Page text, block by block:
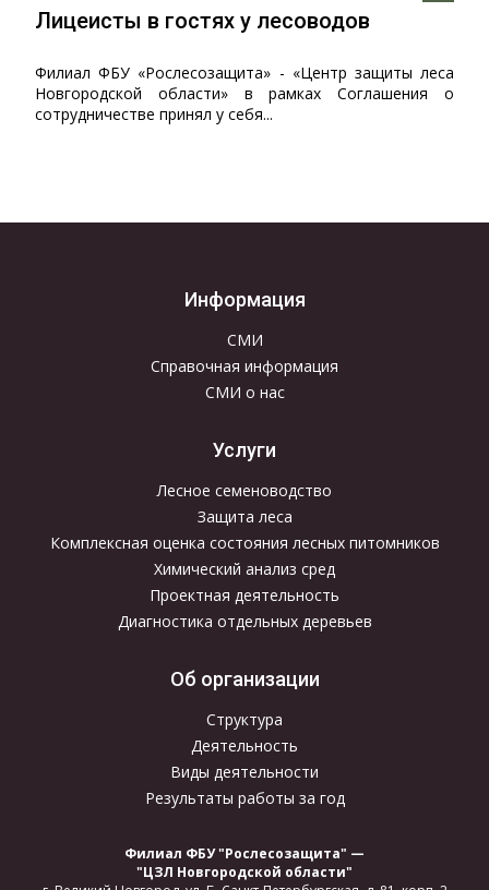
Лицеисты в гостях у лесоводов
Филиал ФБУ «Рослесозащита» - «Центр защиты леса
Новгородской области» в рамках Соглашения о
сотрудничестве принял у себя...
Информация
СМИ
Справочная информация
СМИ о нас
Услуги
Лесное семеноводство
Защита леса
Комплексная оценка состояния лесных питомников
Химический анализ сред
Проектная деятельность
Диагностика отдельных деревьев
Об организации
Структура
Деятельность
Виды деятельности
Результаты работы за год
Филиал ФБУ "Рослесозащита" —
"ЦЗЛ Новгородской области"